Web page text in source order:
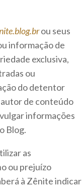
ou seus
informação de
exclusiva,
ou
do detentor
autor de conteúdo
informações
Blog.
as
ou prejuízo
à Zênite indicar